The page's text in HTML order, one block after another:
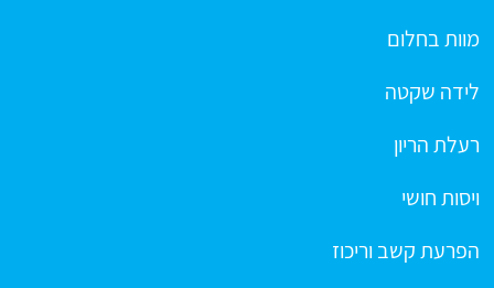
מוות בחלום
לידה שקטה
רעלת הריון
ויסות חושי
הפרעת קשב וריכוז